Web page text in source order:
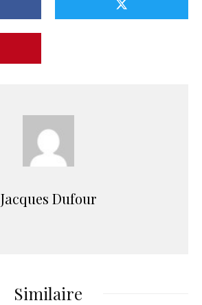
Jacques Dufour
Similaire